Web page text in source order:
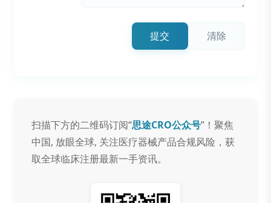
提交 清除
扫描下方的二维码订阅“思途CRO公众号”！聚焦
中国, 放眼全球, 关注医疗器械产品合规风险，获
取全球临床注册最新一手资讯。